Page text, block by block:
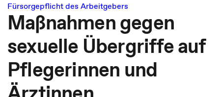
Fürsorgepflicht des Arbeitgebers
Maßnahmen gegen
sexuelle Übergriffe auf
Pflegerinnen und